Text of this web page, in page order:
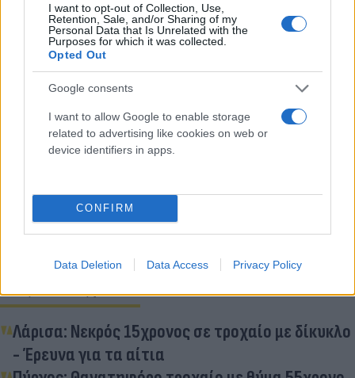
I want to opt-out of Collection, Use,
Retention, Sale, and/or Sharing of my
Personal Data that Is Unrelated with the
Purposes for which it was collected.
Opted Out
Google consents
I want to allow Google to enable storage
related to advertising like cookies on web or
device identifiers in apps.
CONFIRM
Data Deletion Data Access Privacy Policy
Κάνε κλικ και δες περισσότερο
Διάβασε σχετικά
Λάρισα: Νεκρός 15χρονος σε τροχαίο με δίκυκλο
- Έρευνα για τα αίτια